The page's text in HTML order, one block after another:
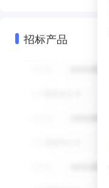
招标产品